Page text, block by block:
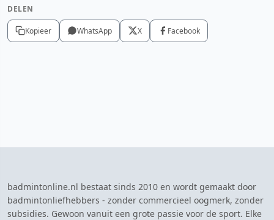
DELEN
Kopieer WhatsApp X Facebook
badmintonline.nl bestaat sinds 2010 en wordt gemaakt door
badmintonliefhebbers - zonder commercieel oogmerk, zonder
subsidies. Gewoon vanuit een grote passie voor de sport. Elke